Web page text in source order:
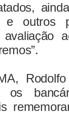
e outros
os